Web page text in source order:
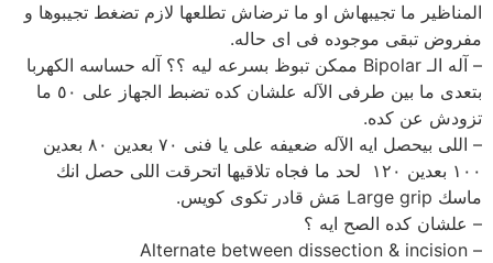
المناظير ما تجيبهاش او ما ترضاش تطلعها لازم تضغط تجيبوها و
مفروض تبقى موجوده فى اى حاله.
– آله الـ Bipolar ممكن تبوظ بسرعه ليه ؟؟ آله حساسه الكهربا
بتعدى ما بين طرفى الآله علشان كده تضبط الجهاز على ٥٠ ما
تزودش عن كده.
– اللى بيحصل ايه الآله ضعيفه على يا فنى ٧٠ بعدين ٨٠ بعدين
١٠٠ بعدين ١٢٠ لحد ما فجاه تلاقيها اتحرقت اللى حصل انك
ماسك Large grip مَش قادر تكوى كويس.
– علشان كده الصح ايه ؟
– Alternate between dissection & incision